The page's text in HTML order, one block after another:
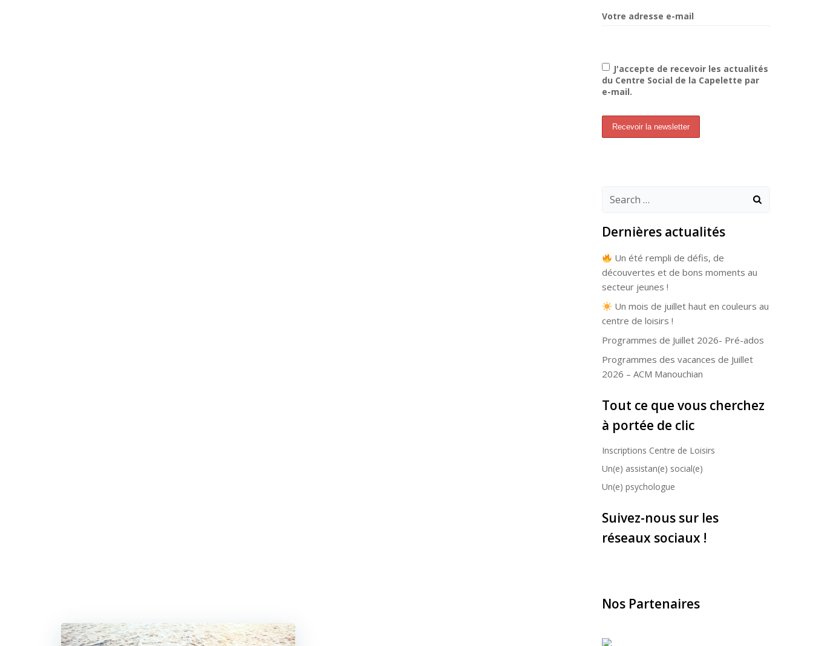
Votre adresse e-mail
J'accepte de recevoir les actualités
du Centre Social de la Capelette par
e-mail.
Search
Dernières actualités
Un été rempli de défis, de
découvertes et de bons moments au
secteur jeunes !
Un mois de juillet haut en couleurs au
centre de loisirs !
Programmes de Juillet 2026- Pré-ados
Programmes des vacances de Juillet
2026 – ACM Manouchian
Tout ce que vous cherchez
à portée de clic
Inscriptions Centre de Loisirs
Un(e) assistan(e) social(e)
Un(e) psychologue
Suivez-nous sur les
réseaux sociaux !
Nos Partenaires